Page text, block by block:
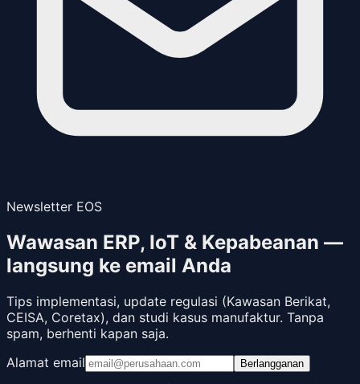
Newsletter EOS
Wawasan ERP, IoT & Kepabeanan —
langsung ke email Anda
Tips implementasi, update regulasi (Kawasan Berikat,
CEISA, Coretax), dan studi kasus manufaktur. Tanpa
spam, berhenti kapan saja.
Alamat email
Berlangganan